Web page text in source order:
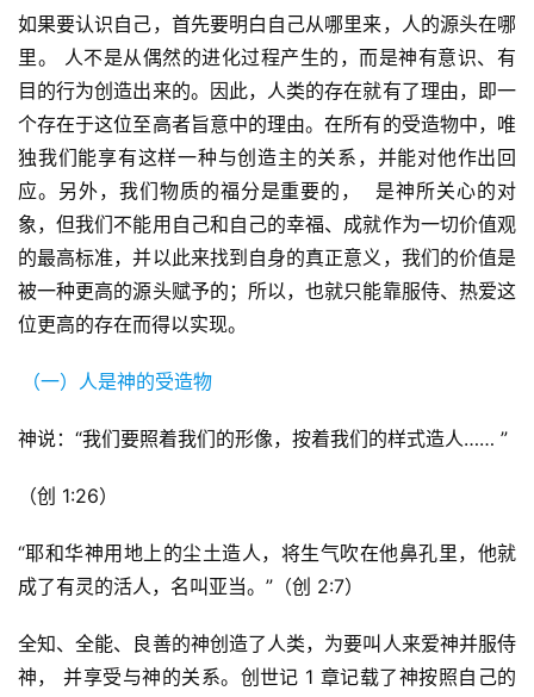
如果要认识自己，首先要明白自己从哪里来，人的源头在哪
里。 人不是从偶然的进化过程产生的，而是神有意识、有
目的行为创造出来的。因此，人类的存在就有了理由，即一
个存在于这位至高者旨意中的理由。在所有的受造物中，唯
独我们能享有这样一种与创造主的关系，并能对他作出回
应。另外，我们物质的福分是重要的，  是神所关心的对
象，但我们不能用自己和自己的幸福、成就作为一切价值观
的最高标准，并以此来找到自身的真正意义，我们的价值是
被一种更高的源头赋予的；所以，也就只能靠服侍、热爱这
位更高的存在而得以实现。
（一）人是神的受造物
神说：“我们要照着我们的形像，按着我们的样式造人…… ”
（创 1:26）
“耶和华神用地上的尘土造人，将生气吹在他鼻孔里，他就
成了有灵的活人，名叫亚当。”（创 2:7）
全知、全能、良善的神创造了人类，为要叫人来爱神并服侍
神， 并享受与神的关系。创世记 1 章记载了神按照自己的